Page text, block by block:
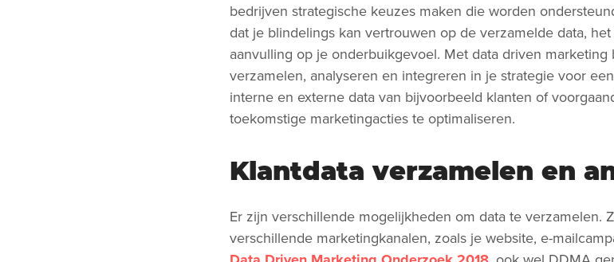
bedrijven strategische keuzes maken die worden
dat je blindelings kan vertrouwen op de verzamelde data,
aanvulling op je onderbuikgevoel. Met data driven marketing
verzamelen, analyseren en integreren in je strategie voor
interne en externe data van bijvoorbeeld klanten of
toekomstige marketingacties te optimaliseren.
Klantdata verzamelen en
Er zijn verschillende mogelijkheden om data te verzamelen.
verschillende marketingkanalen, zoals je website, e-